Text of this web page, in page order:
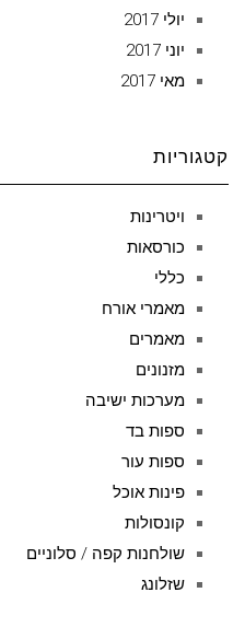
יולי 2017
יוני 2017
מאי 2017
קטגוריות
ויטרינות
כורסאות
כללי
מאמרי אורח
מאמרים
מזנונים
מערכות ישיבה
ספות בד
ספות עור
פינות אוכל
קונסולות
שולחנות קפה / סלוניים
שזלונג